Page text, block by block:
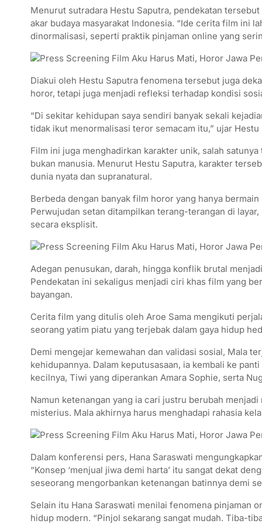
Menurut sutradara Hestu Saputra, pendekatan
akar budaya masyarakat Indonesia. “Ide cerita film ini
dinormalisasi, seperti praktik pinjaman online yang
Diakui oleh Hestu Saputra fenomena tersebut juga
horor, tetapi juga menjadi refleksi terhadap kondisi
“Di sekitar kehidupan saya sendiri banyak sekali
tidak ikut menormalisasi teror semacam itu,” ujar Hestu
Film ini juga menghadirkan karakter unik, salah
bukan manusia. Menurut Hestu Saputra, karakter
dunia nyata dan supranatural.
Berbeda dengan banyak film horor yang hanya
Perwujudan setan ditampilkan terang-terangan di
secara eksplisit.
Adegan penusukan, darah, hingga konflik brutal
Pendekatan ini sekaligus menjadi ciri khas film yang
bayangan.
Cerita film yang ditulis oleh Aroe Sama mengikuti
seorang yatim piatu yang terjebak dalam gaya hidup
Demi mengejar kemewahan dan validasi sosial, Mala
kehidupannya. Dalam keputusasaan, ia kembali ke
kecilnya, Tiwi yang diperankan Amara Sophie, serta
Namun ketenangan yang ia cari justru berubah
misterius. Mala akhirnya harus menghadapi rahasia
Dalam konferensi pers, Hana Saraswati
“Konsep ‘menjual jiwa demi harta’ itu sangat dekat
seseorang mengorbankan ketenangan batinnya demi
Selain itu Hana Saraswati menilai fenomena pinjaman
hidup modern. “Pinjol sekarang sangat mudah. Tiba-